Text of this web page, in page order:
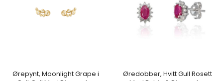
Ørepynt, Moonlight Grape i
Øredobber, Hvitt Gull Rosett